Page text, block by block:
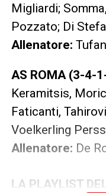
Migliardi;
Pozzato; Di
Allenatore:
AS ROMA (3-4-
Keramitsis,
Faticanti,
Voelkerling
Allenatore: De
LA PLAYLIST